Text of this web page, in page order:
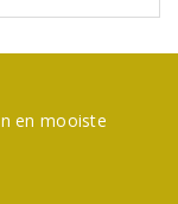
en mooiste